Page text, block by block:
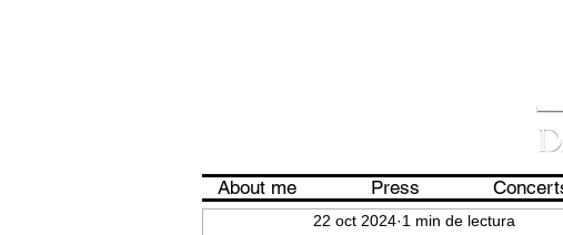
22 oct 2024 1 min de lectura
About me Press